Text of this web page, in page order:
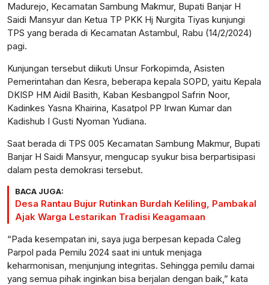
Madurejo, Kecamatan Sambung Makmur, Bupati Banjar H
Saidi Mansyur dan Ketua TP PKK Hj Nurgita Tiyas kunjungi
TPS yang berada di Kecamatan Astambul, Rabu (14/2/2024)
pagi.
Kunjungan tersebut diikuti Unsur Forkopimda, Asisten
Pemerintahan dan Kesra, beberapa kepala SOPD, yaitu Kepala
DKISP HM Aidil Basith, Kaban Kesbangpol Safrin Noor,
Kadinkes Yasna Khairina, Kasatpol PP Irwan Kumar dan
Kadishub I Gusti Nyoman Yudiana.
Saat berada di TPS 005 Kecamatan Sambung Makmur, Bupati
Banjar H Saidi Mansyur, mengucap syukur bisa berpartisipasi
dalam pesta demokrasi tersebut.
BACA JUGA:
Desa Rantau Bujur Rutinkan Burdah Keliling, Pambakal
Ajak Warga Lestarikan Tradisi Keagamaan
“Pada kesempatan ini, saya juga berpesan kepada Caleg
Parpol pada Pemilu 2024 saat ini untuk menjaga
keharmonisan, menjunjung integritas. Sehingga pemilu damai
yang semua pihak inginkan bisa berjalan dengan baik,” kata